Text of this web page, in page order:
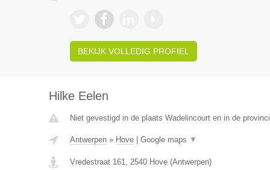
BEKIJK VOLLEDIG PROFIEL
Hilke Eelen
Niet gevestigd in de plaats Wadelincourt en in de
Antwerpen» Hove| Google maps ▼
Vredestraat 161, 2540 Hove(Antwerpen)